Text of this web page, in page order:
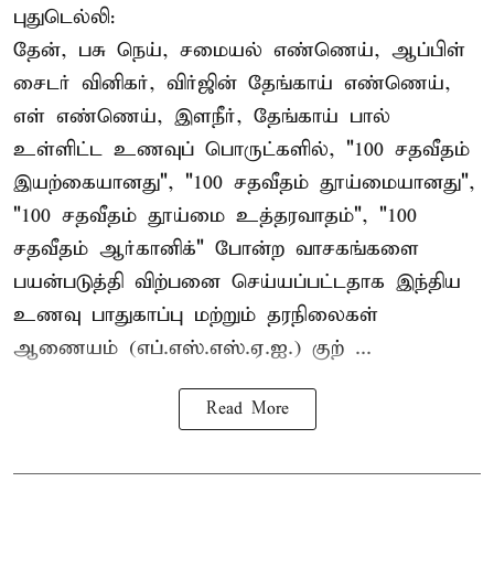
புதுடெல்லி:
தேன், பசு நெய், சமையல் எண்ணெய், ஆப்பிள்
சைடர் வினிகர், விர்ஜின் தேங்காய் எண்ணெய்,
எள் எண்ணெய், இளநீர், தேங்காய் பால்
உள்ளிட்ட உணவுப் பொருட்களில், "100 சதவீதம்
இயற்கையானது", "100 சதவீதம் தூய்மையானது",
"100 சதவீதம் தூய்மை உத்தரவாதம்", "100
சதவீதம் ஆர்கானிக்" போன்ற வாசகங்களை
பயன்படுத்தி விற்பனை செய்யப்பட்டதாக இந்திய
உணவு பாதுகாப்பு மற்றும் தரநிலைகள்
ஆணையம் (எப்.எஸ்.எஸ்.ஏ.ஐ.) குற் ...
Read More